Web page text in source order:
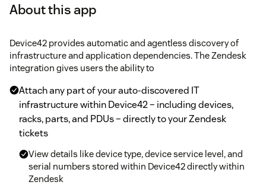
About this app
Device42 provides automatic and agentless discovery of
infrastructure and application dependencies. The Zendesk
integration gives users the ability to
Attach any part of your auto-discovered IT
infrastructure within Device42 – including devices,
racks, parts, and PDUs – directly to your Zendesk
tickets
View details like device type, device service level, and
serial numbers stored within Device42 directly within
Zendesk